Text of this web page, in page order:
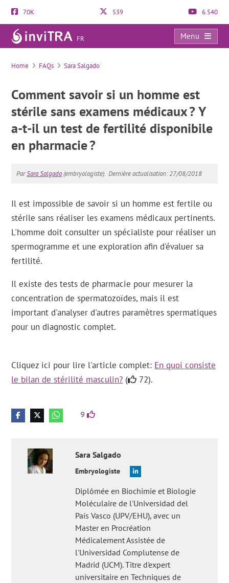
70K 539 6.540
FR
Menu
FAQs
Home FAQs Sara Salgado
Comment savoir si un homme est
stérile sans examens médicaux ? Y
a-t-il un test de fertilité disponibile
en pharmacie ?
ParSara Salgado(embryologiste). Dernière actualisation: 27/08/2018
Il est impossible de savoir si un homme est fertile ou
stérile sans réaliser les examens médicaux pertinents.
L'homme doit consulter un spécialiste pour réaliser un
spermogramme et une exploration afin d'évaluer sa
fertilité.
Il existe des tests de pharmacie pour mesurer la
concentration de spermatozoïdes, mais il est
important d'analyser d'autres paramètres spermatiques
pour un diagnostic complet.
Cliquez ici pour lire l'article complet: En quoi consiste
le bilan de stérilité masculin? ( 72).
9
Sara Salgado
Embryologiste
Diplômée en Biochimie et Biologie
Moléculaire de l'Universidad del
País Vasco (UPV/EHU), avec un
Master en Procréation
Médicalement Assistée de
l'Universidad Complutense de
Madrid (UCM). Titre d'expert
universitaire en Techniques de